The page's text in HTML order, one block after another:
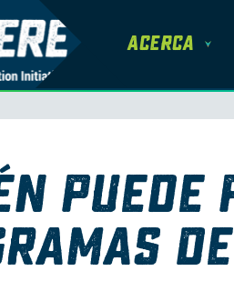
Acerca